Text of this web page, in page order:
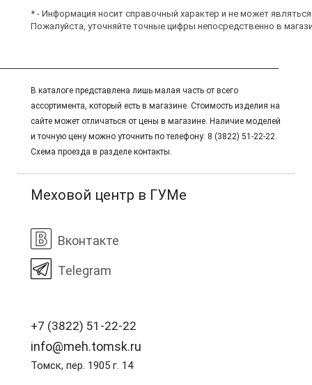
* - Информация носит справочный характер и не может
Пожалуйста, уточняйте точные цифры непосредственно в
В каталоге представлена лишь малая часть от всего
ассортимента, который есть в магазине. Стоимость изделия на
сайте может отличаться от цены в магазине. Наличие моделей
и точную цену можно уточнить по телефону: 8 (3822) 51-22-22.
Схема проезда в разделе контакты.
Меховой центр в ГУМе
Вконтакте
Telegram
+7 (3822) 51-22-22
info@meh.tomsk.ru
Томск, пер. 1905 г. 14